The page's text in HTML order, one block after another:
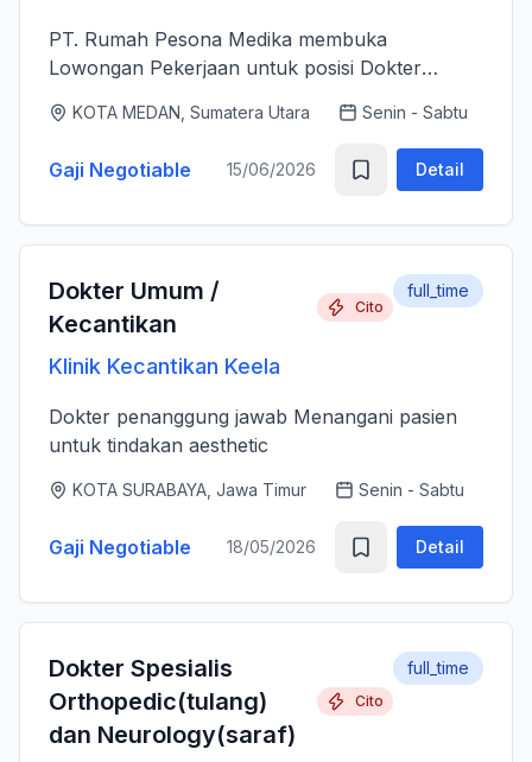
PT. Rumah Pesona Medika membuka
Lowongan Pekerjaan untuk posisi Dokter
layanan medis estetika yang aman, profesional
dan berkualitas tinggi sesuai standar k...
KOTA MEDAN, Sumatera Utara Senin - Sabtu
Gaji Negotiable 15/06/2026 Detail
Dokter Umum /
Kecantikan
Cito
Klinik Kecantikan Keela
full_time
Dokter penanggung jawab Menangani pasien
untuk tindakan aesthetic
KOTA SURABAYA, Jawa Timur Senin - Sabtu
Gaji Negotiable 18/05/2026 Detail
Dokter Spesialis
Orthopedic(tulang)
dan Neurology(saraf)
Cito
full_time